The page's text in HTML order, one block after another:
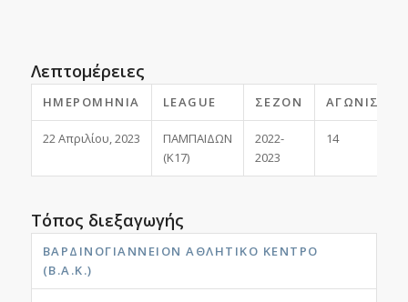
Λεπτομέρειες
ΗΜΕΡΟΜΗΝΊΑ LEAGUE ΣΕΖΌΝ
22 Απριλίου, 2023
ΠΑΜΠΑΙΔΩΝ
(Κ17)
2022-
2023
14
Τόπος διεξαγωγής
ΒΑΡΔΙΝΟΓΙΆΝΝΕΙΟΝ ΑΘΛΗΤΙΚΌ ΚΈΝΤΡΟ
(Β.Α.Κ.)